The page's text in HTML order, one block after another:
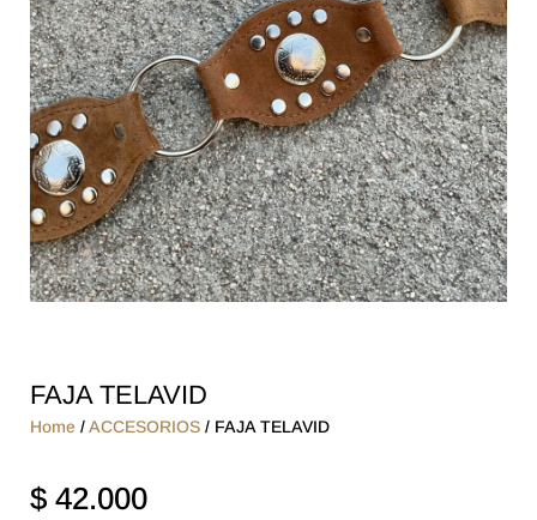
FAJA TELAVID
Home /ACCESORIOS/ FAJA TELAVID
$42.000